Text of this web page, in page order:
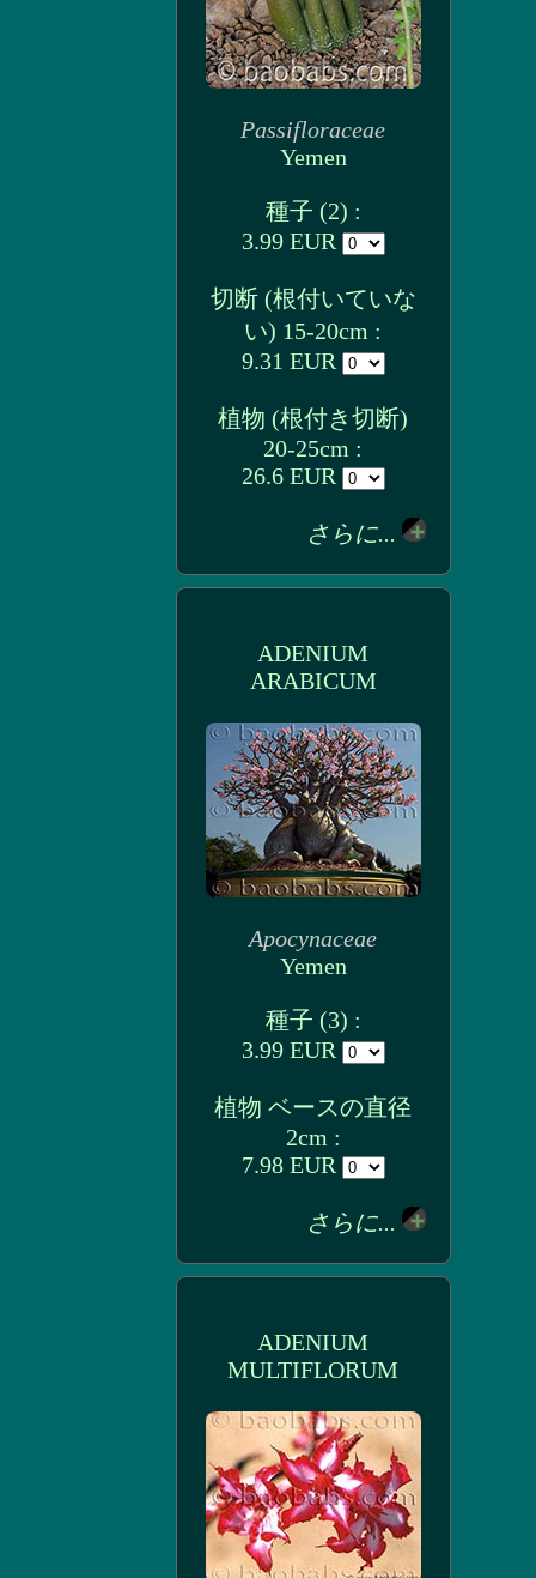
Passifloraceae
Yemen
種子 (2) :
3.99 EUR
切断 (根付いていな
い) 15-20cm :
9.31 EUR
植物 (根付き切断)
20-25cm :
26.6 EUR
さらに...
ADENIUM
ARABICUM
Apocynaceae
Yemen
種子 (3) :
3.99 EUR
植物 ベースの直径
2cm :
7.98 EUR
さらに...
ADENIUM
MULTIFLORUM